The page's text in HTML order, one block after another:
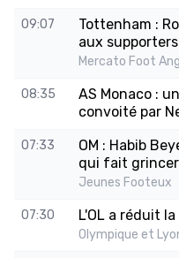
09:07
Tottenham :
aux
Mercato Foot
08:35
AS Monaco :
convoité par
07:33
OM : Habib
qui fait grincer
Jeunes Footeux
07:30 L'OL a réduit
Olympique et